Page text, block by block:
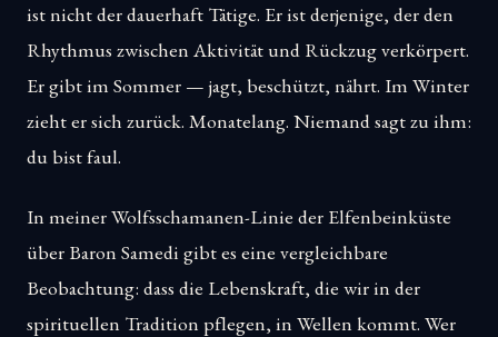
ist nicht der dauerhaft Tätige. Er ist derjenige, der den
Rhythmus zwischen Aktivität und Rückzug verkörpert.
Er gibt im Sommer — jagt, beschützt, nährt. Im Winter
zieht er sich zurück. Monatelang. Niemand sagt zu ihm:
du bist faul.
In meiner Wolfsschamanen-Linie der Elfenbeinküste
über Baron Samedi gibt es eine vergleichbare
Beobachtung: dass die Lebenskraft, die wir in der
spirituellen Tradition pflegen, in Wellen kommt. Wer